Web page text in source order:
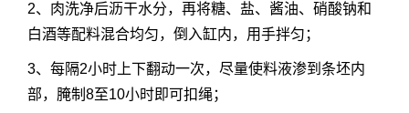
2、肉洗净后沥干水分，再将糖、盐、酱油、硝酸钠和
白酒等配料混合均匀，倒入缸内，用手拌匀；
3、每隔2小时上下翻动一次，尽量使料液渗到条坯内
部，腌制8至10小时即可扣绳；